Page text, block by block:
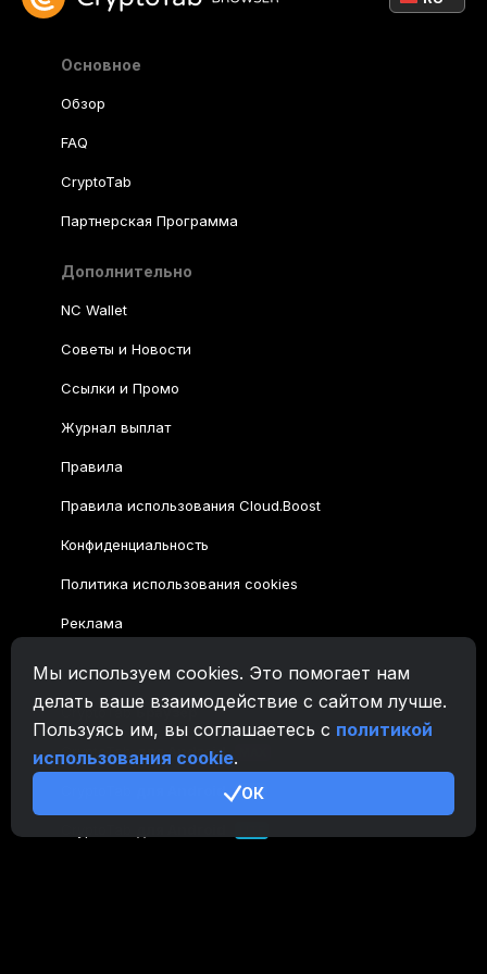
Мы используем cookies. Это помогает нам
делать ваше взаимодействие с сайтом лучше.
Пользуясь им, вы соглашаетесь с политикой
использования cookie.
ОК
Основное
Обзор
FAQ
CryptoTab
Партнерская Программа
Дополнительно
NC Wallet
Советы и Новости
Ссылки и Промо
Журнал выплат
Правила
Правила использования Cloud.Boost
Конфиденциальность
Политика использования cookies
Реклама
Семейство CryptoTab
CryptoTabБраузер
CryptoTabдля Android
для Android PRO